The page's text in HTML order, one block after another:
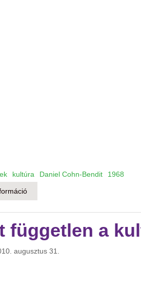
kultúra Daniel Cohn-Bendit 1968
független a
augusztus 31.